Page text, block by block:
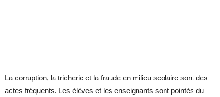
La corruption, la tricherie et la fraude en milieu scolaire sont des
actes fréquents. Les élèves et les enseignants sont pointés du